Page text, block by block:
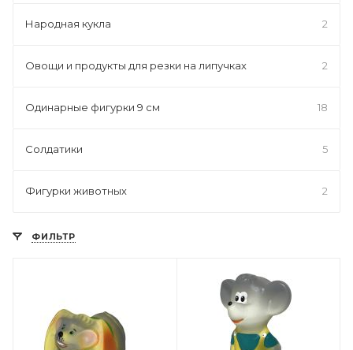
Народная кукла 2
Овощи и продукты для резки на липучках 2
Одинарные фигурки 9 см 18
Солдатики 5
Фигурки животных 2
ФИЛЬТР